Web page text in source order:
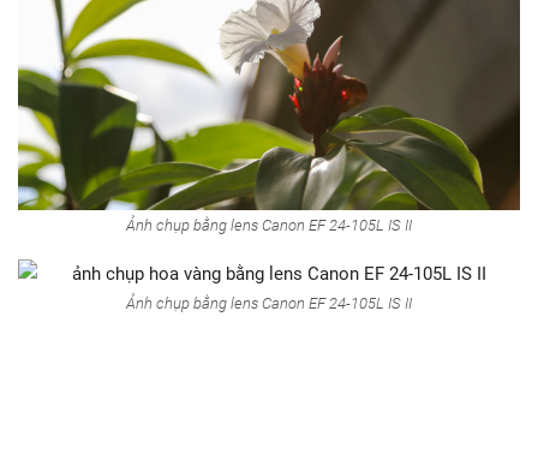
Ảnh chụp bằng lens Canon EF 24-105L IS II